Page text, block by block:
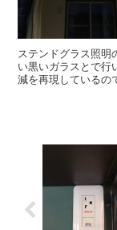
ステンドグラス照明
い黒いガラスとで行
減を再現しているの